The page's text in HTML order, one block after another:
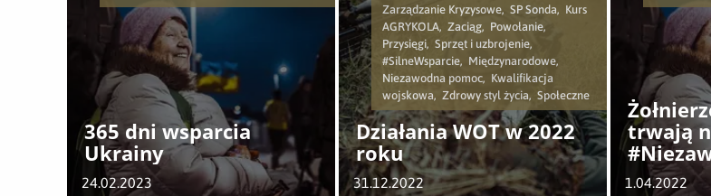
365 dni wsparcia
Ukrainy
24.02.2023
Zarządzanie Kryzysowe, SP Sonda, Kurs
AGRYKOLA, Zaciąg, Powołanie,
Przysięgi, Sprzęt i uzbrojenie,
#SilneWsparcie, Międzynarodowe,
Niezawodna pomoc, Kwalifikacja
wojskowa, Zdrowy styl życia, Społeczne
Działania WOT w 2022
roku
31.12.2022
trwają
1.04.2022